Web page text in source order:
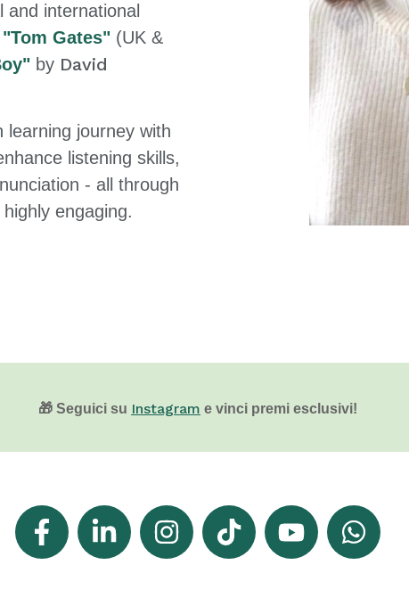
international
"Tom Gates" (UK &
by David
learning journey with
listening skills,
- all through
engaging.
🎁 Seguici su Instagram e vinci premi esclusivi!
Facebook
F
LinkedIn
In
Instagram TikTok YouTube
What's
App